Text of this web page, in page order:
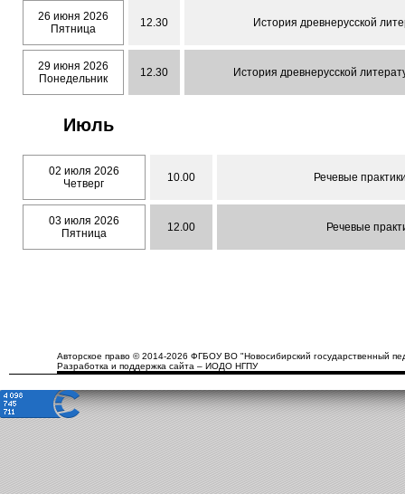
26 июня 2026
Пятница
12.30 История древнерусской
29 июня 2026
Понедельник
12.30 История древнерусской
Июль
02 июля 2026
Четверг
10.00 Речевые
03 июля 2026
Пятница
12.00 Речевые
Авторское право © 2014-2026 ФГБОУ ВО "Новосибирский государственный
Разработка и поддержка сайта – ИОДО НГПУ